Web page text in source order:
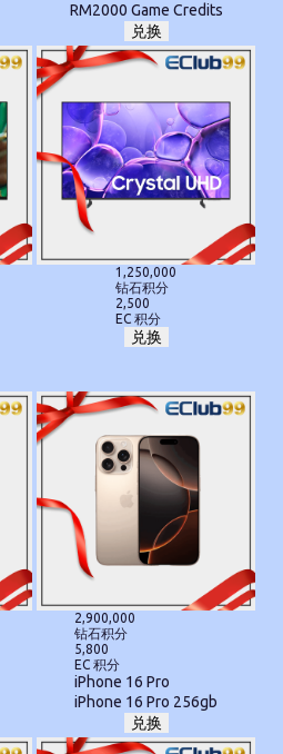
RM2000 Game Credits
兑换
1,250,000
钻石积分
2,500
EC 积分
兑换
2,900,000
钻石积分
5,800
EC 积分
iPhone 16 Pro
iPhone 16 Pro 256gb
兑换